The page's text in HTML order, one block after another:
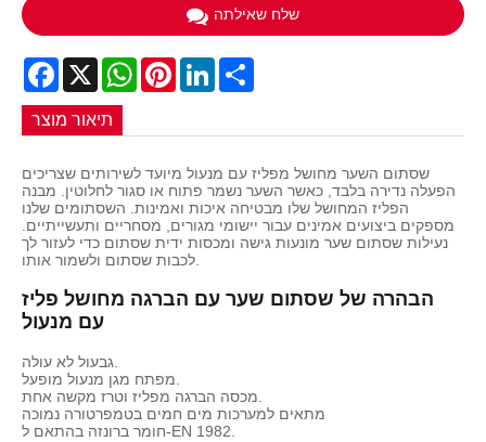
שלח שאילתה
Facebook
X WhatsApp
PinterestLinkedIn
תיאור מוצר
שסתום השער מחושל מפליז עם מנעול מיועד לשירותים שצריכים
הפעלה נדירה בלבד, כאשר השער נשמר פתוח או סגור לחלוטין. מבנה
הפליז המחושל שלו מבטיחה איכות ואמינות. השסתומים שלנו
מספקים ביצועים אמינים עבור יישומי מגורים, מסחריים ותעשייתיים.
נעילות שסתום שער מונעות גישה ומכסות ידית שסתום כדי לעזור לך
הבהרה של שסתום שער עם הברגה מחושל פליז
עם מנעול
מתאים למערכות מים חמים בטמפרטורה נמוכה
חומר ברונזה בהתאם ל-EN 1982.